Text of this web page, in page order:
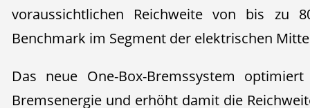
voraussichtlichen Reichweite von bis zu
Benchmark im Segment der elektrischen
Das neue One-Box-Bremssystem
Bremsenergie und erhöht damit die